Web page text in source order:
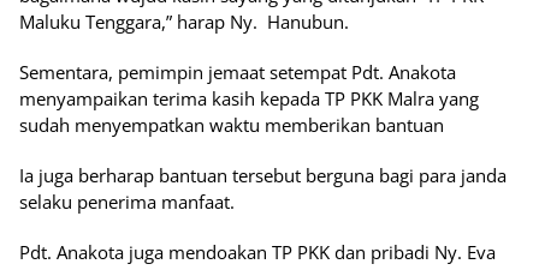
Maluku Tenggara,” harap Ny. Hanubun.
Sementara, pemimpin jemaat setempat Pdt. Anakota
menyampaikan terima kasih kepada TP PKK Malra yang
sudah menyempatkan waktu memberikan bantuan
Ia juga berharap bantuan tersebut berguna bagi para janda
selaku penerima manfaat.
Pdt. Anakota juga mendoakan TP PKK dan pribadi Ny. Eva